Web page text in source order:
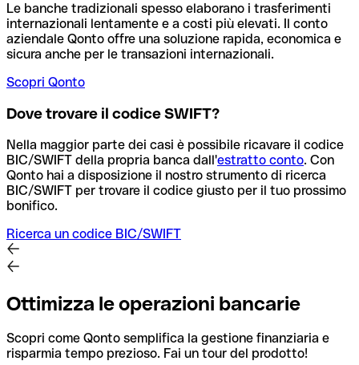
Le banche tradizionali spesso elaborano i trasferimenti
internazionali lentamente e a costi più elevati. Il conto
aziendale Qonto offre una soluzione rapida, economica e
sicura anche per le transazioni internazionali.
Scopri Qonto
Dove trovare il codice SWIFT?
Nella maggior parte dei casi è possibile ricavare il codice
BIC/SWIFT della propria banca dall'estratto conto. Con
Qonto hai a disposizione il nostro strumento di ricerca
BIC/SWIFT per trovare il codice giusto per il tuo prossimo
bonifico.
Ricerca un codice BIC/SWIFT
Ottimizza le operazioni bancarie
Scopri come Qonto semplifica la gestione finanziaria e
risparmia tempo prezioso. Fai un tour del prodotto!